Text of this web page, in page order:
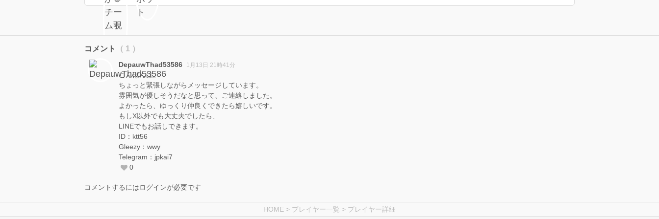
コメント （ 1 ）
DepauwThad53586 1月13日 21時41分
こんばんは。
ちょっと緊張しながらメッセージしています。
雰囲気が優しそうだなと思って、ご連絡しました。
よかったら、ゆっくり仲良くできたら嬉しいです。
もしX以外でも大丈夫でしたら、
LINEでもお話しできます。
ID：ktt56
Gleezy：wwy
Telegram：jpkai7
0
コメントするにはログインが必要です
HOME > プレイヤー一覧 > プレイヤー詳細